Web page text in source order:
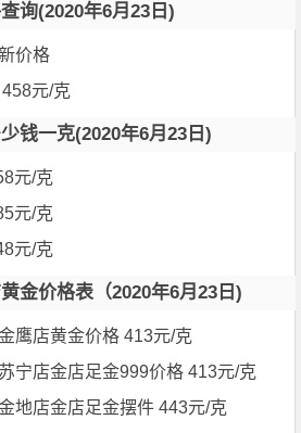
询(2020年6月23日)
价格
元/克
钱一克(2020年6月23日)
元/克
元/克
元/克
金价格表（2020年6月23日)
鹰店黄金价格 413元/克
宁店金店足金999价格 413元/克
地店金店足金摆件 443元/克